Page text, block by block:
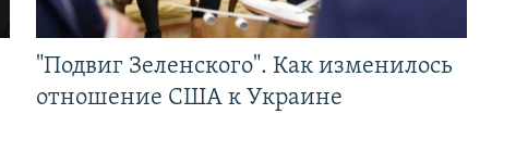
"Подвиг Зеленского". Как изменилось
отношение США к Украине